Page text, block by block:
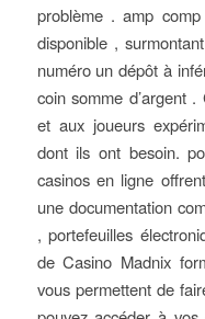
problème . amp
disponible ,
numéro un dépôt à
coin somme d’argent
et aux joueurs
dont ils ont besoin.
casinos en ligne
une documentation
, portefeuilles
de Casino Madnix
vous permettent de